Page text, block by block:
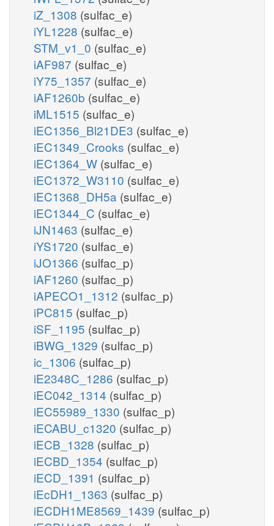
iZ_1308 (sulfac_e)
iYL1228 (sulfac_e)
STM_v1_0 (sulfac_e)
iAF987 (sulfac_e)
iY75_1357 (sulfac_e)
iAF1260b (sulfac_e)
iML1515 (sulfac_e)
iEC1356_Bl21DE3 (sulfac_e)
iEC1349_Crooks (sulfac_e)
iEC1364_W (sulfac_e)
iEC1372_W3110 (sulfac_e)
iEC1368_DH5a (sulfac_e)
iEC1344_C (sulfac_e)
iJN1463 (sulfac_e)
iYS1720 (sulfac_e)
iJO1366 (sulfac_p)
iAF1260 (sulfac_p)
iAPECO1_1312 (sulfac_p)
iPC815 (sulfac_p)
iSF_1195 (sulfac_p)
iBWG_1329 (sulfac_p)
ic_1306 (sulfac_p)
iE2348C_1286 (sulfac_p)
iEC042_1314 (sulfac_p)
iEC55989_1330 (sulfac_p)
iECABU_c1320 (sulfac_p)
iECB_1328 (sulfac_p)
iECBD_1354 (sulfac_p)
iECD_1391 (sulfac_p)
iEcDH1_1363 (sulfac_p)
iECDH1ME8569_1439 (sulfac_p)